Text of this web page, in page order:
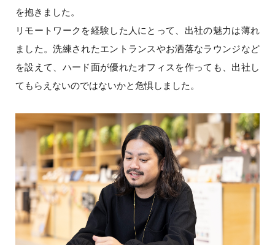
を抱きました。
リモートワークを経験した人にとって、出社の魅力は薄れ
ました。洗練されたエントランスやお洒落なラウンジなど
を設えて、ハード面が優れたオフィスを作っても、出社し
てもらえないのではないかと危惧しました。